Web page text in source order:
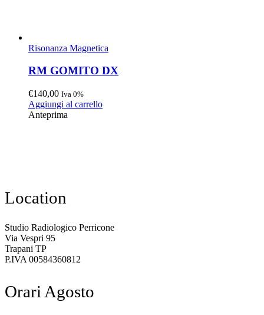
Risonanza Magnetica
RM GOMITO DX
€140,00 Iva 0%
Aggiungi al carrello
Anteprima
Location
Studio Radiologico Perricone
Via Vespri 95
Trapani TP
P.IVA 00584360812
Orari Agosto